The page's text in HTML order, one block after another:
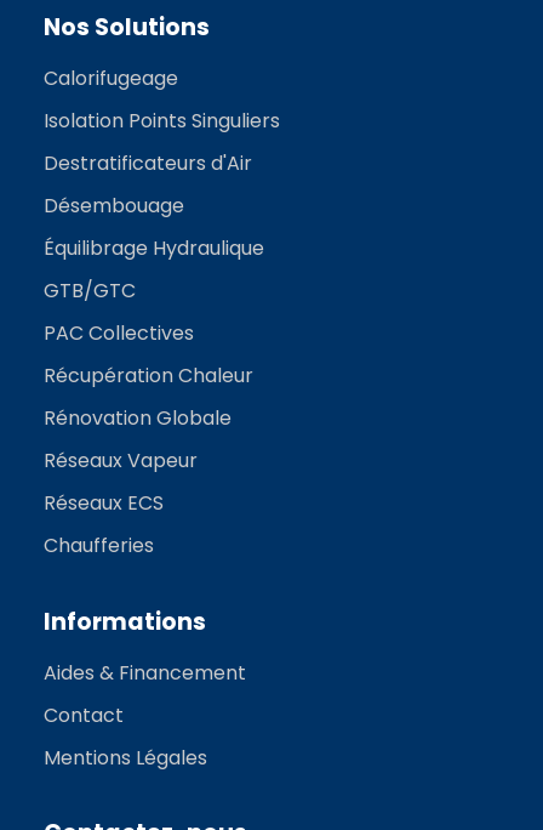
Nos Solutions
Calorifugeage
Isolation Points Singuliers
Destratificateurs d'Air
Désembouage
Équilibrage Hydraulique
GTB/GTC
PAC Collectives
Récupération Chaleur
Rénovation Globale
Réseaux Vapeur
Réseaux ECS
Chaufferies
Informations
Aides & Financement
Contact
Mentions Légales